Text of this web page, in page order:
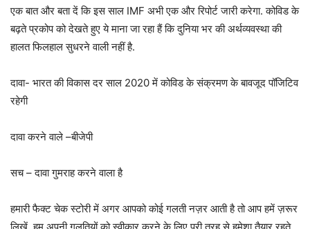
एक बात और बता दें कि इस साल IMF अभी एक और रिपोर्ट जारी करेगा. कोविड के
बढ़ते प्रकोप को देखते हुए ये माना जा रहा हैं कि दुनिया भर की अर्थव्यवस्था की
हालत फिलहाल सुधरने वाली नहीं है.
दावा- भारत की विकास दर साल 2020 में कोविड के संक्रमण के बावजूद पॉजिटिव
रहेगी
दावा करने वाले –बीजेपी
सच – दावा गुमराह करने वाला है
हमारी फैक्ट चेक स्टोरी में अगर आपको कोई गलती नज़र आती है तो आप हमें ज़रूर